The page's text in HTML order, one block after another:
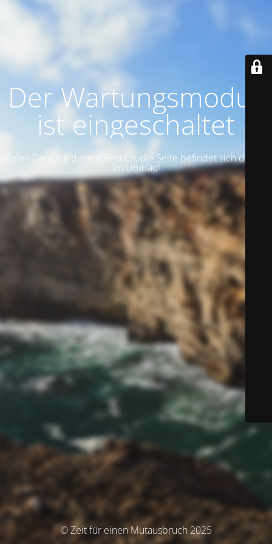
Der Wartungsmodus
ist eingeschaltet
Vielen Dank für deinen Besuch, die Seite befindet sich derzeit
im Umbau!
© Zeit für einen Mutausbruch 2025